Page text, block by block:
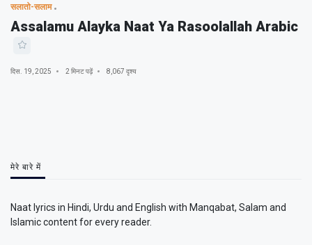
सलातो-सलाम
Assalamu Alayka Naat Ya Rasoolallah Arabic
दिस. 19, 2025 2 मिनट पढ़ें 8,067 दृश्य
मेरे बारे में
Naat lyrics in Hindi, Urdu and English with Manqabat, Salam and
Islamic content for every reader.